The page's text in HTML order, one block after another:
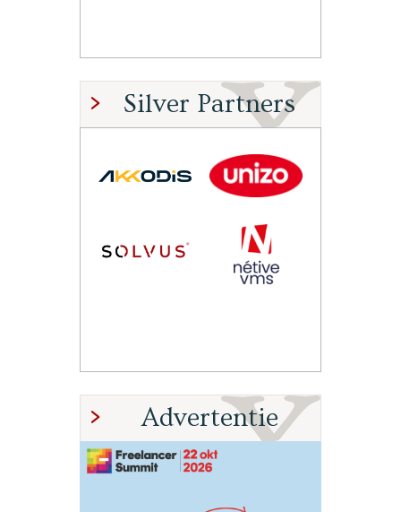
Silver Partners
Advertentie